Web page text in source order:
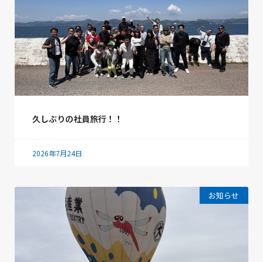
久しぶりの社員旅行！！
2026年7月24日
お知らせ